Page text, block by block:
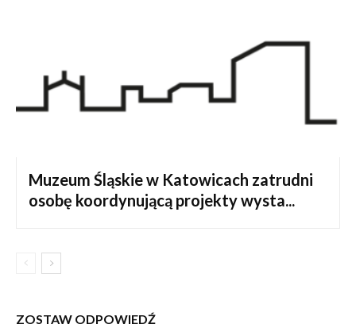
Muzeum Śląskie w Katowicach zatrudni
osobę koordynującą projekty wysta...
ZOSTAW ODPOWIEDŹ